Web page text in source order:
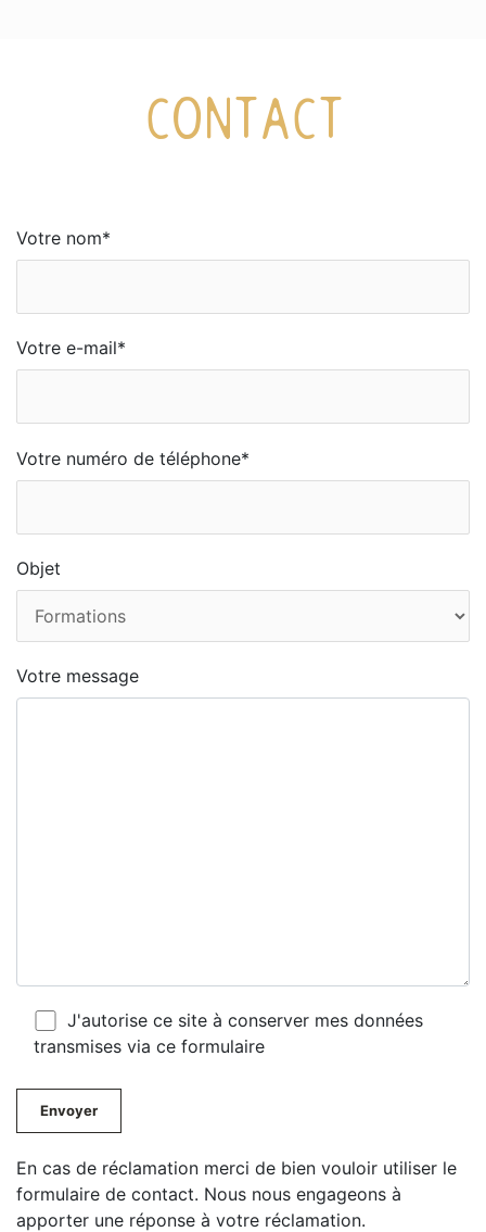
CONTACT
Votre nom*
Votre e-mail*
Votre numéro de téléphone*
Objet
Votre message
J'autorise ce site à conserver mes données
transmises via ce formulaire
En cas de réclamation merci de bien vouloir utiliser le
formulaire de contact. Nous nous engageons à
apporter une réponse à votre réclamation.